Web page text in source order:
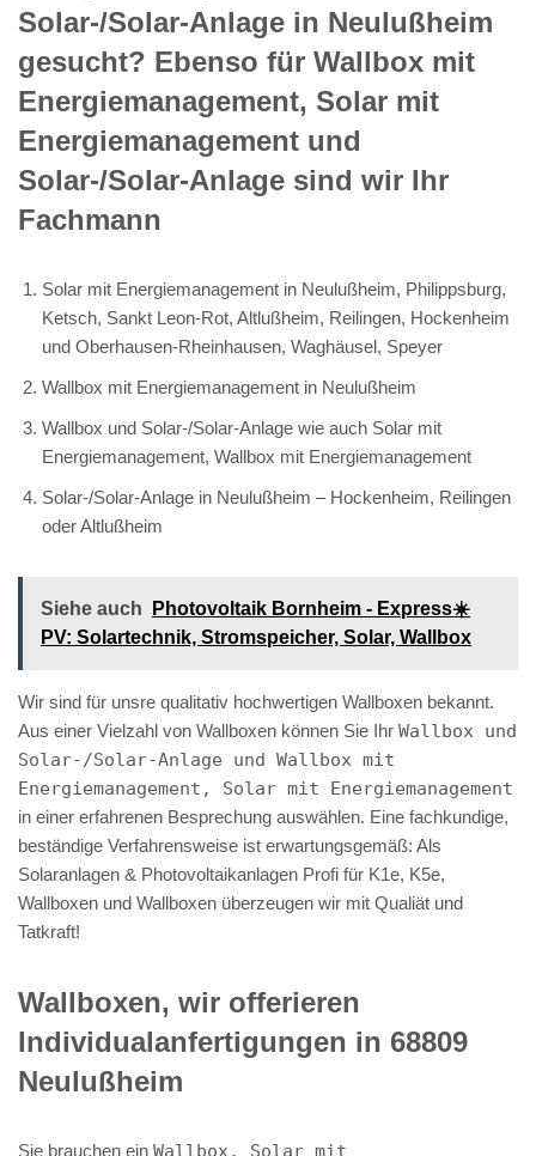
Solar-/Solar-Anlage in Neulußheim
gesucht? Ebenso für Wallbox mit
Energiemanagement, Solar mit
Energiemanagement und
Solar-/Solar-Anlage sind wir Ihr
Fachmann
Solar mit Energiemanagement in Neulußheim, Philippsburg,
Ketsch, Sankt Leon-Rot, Altlußheim, Reilingen, Hockenheim
und Oberhausen-Rheinhausen, Waghäusel, Speyer
Wallbox mit Energiemanagement in Neulußheim
Wallbox und Solar-/Solar-Anlage wie auch Solar mit
Energiemanagement, Wallbox mit Energiemanagement
Solar-/Solar-Anlage in Neulußheim – Hockenheim, Reilingen
oder Altlußheim
Siehe auch
Photovoltaik Bornheim - Express☀️
PV️: Solartechnik, Stromspeicher, Solar, Wallbox
Wir sind für unsre qualitativ hochwertigen Wallboxen bekannt.
Aus einer Vielzahl von Wallboxen können Sie Ihr Wallbox und
Solar-/Solar-Anlage und Wallbox mit
Energiemanagement, Solar mit Energiemanagement
in einer erfahrenen Besprechung auswählen. Eine fachkundige,
beständige Verfahrensweise ist erwartungsgemäß: Als
Solaranlagen & Photovoltaikanlagen Profi für K1e, K5e,
Wallboxen und Wallboxen überzeugen wir mit Qualiät und
Tatkraft!
Wallboxen, wir offerieren
Individualanfertigungen in 68809
Neulußheim
Sie brauchen ein Wallbox, Solar mit